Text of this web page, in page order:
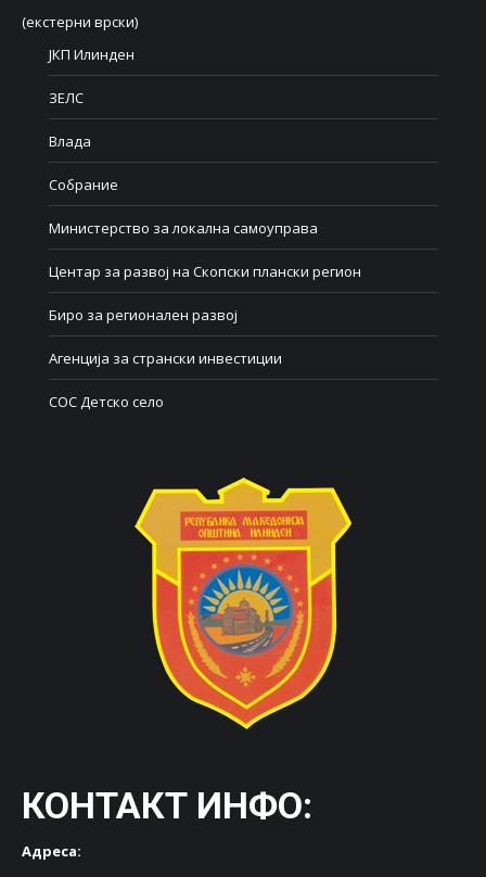
(екстерни врски)
ЈКП Илинден
ЗЕЛС
Влада
Собрание
Министерство за локална самоуправа
Центар за развој на Скопски плански регион
Биро за регионален развој
Агенција за странски инвестиции
СОС Детско село
КОНТАКТ ИНФО:
Адреса: